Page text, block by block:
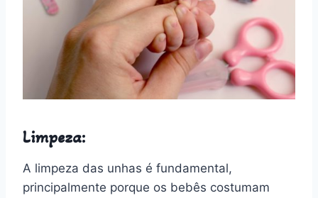
Limpeza:
A limpeza das unhas é fundamental,
principalmente porque os bebês costumam